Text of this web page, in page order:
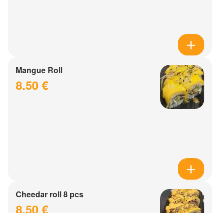
Mangue Roll
8.50 €
Cheedar roll 8 pcs
8.50 €